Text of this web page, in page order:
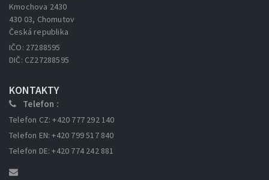
Kmochova 2430
430 03, Chomutov
Česká republika
IČO: 27288595
DIČ: CZ27288595
KONTAKTY
Telefon :
Telefon CZ: +420 777 292 140
Telefon EN: +420 799 517 840
Telefon DE: +420 774 242 881